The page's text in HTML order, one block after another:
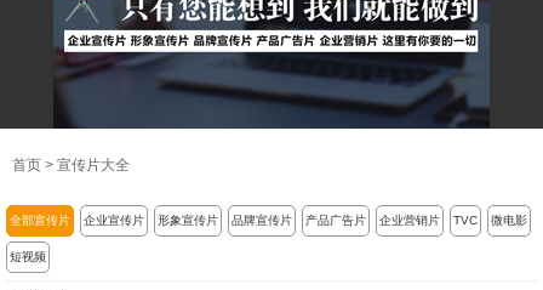
首页 > 宣传片大全
全部宣传片 企业宣传片 形象宣传片 品牌宣传片 产品广告片 企业营销片 TVC 微电影
短视频